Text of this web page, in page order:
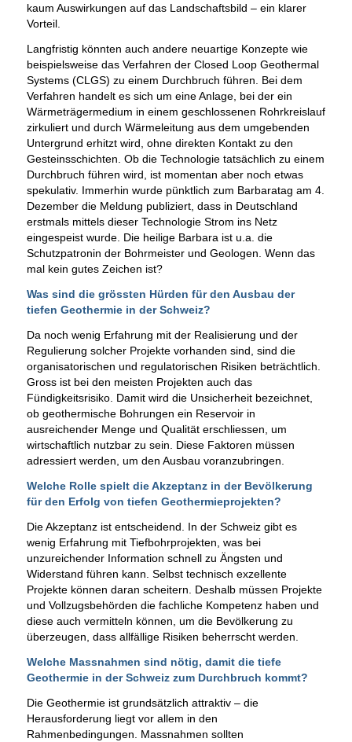
kaum Auswirkungen auf das Landschaftsbild – ein klarer
Vorteil.
Langfristig könnten auch andere neuartige Konzepte wie
beispielsweise das Verfahren der Closed Loop Geothermal
Systems (CLGS) zu einem Durchbruch führen. Bei dem
Verfahren handelt es sich um eine Anlage, bei der ein
Wärmeträgermedium in einem geschlossenen Rohrkreislauf
zirkuliert und durch Wärmeleitung aus dem umgebenden
Untergrund erhitzt wird, ohne direkten Kontakt zu den
Gesteinsschichten. Ob die Technologie tatsächlich zu einem
Durchbruch führen wird, ist momentan aber noch etwas
spekulativ. Immerhin wurde pünktlich zum Barbaratag am 4.
Dezember die Meldung publiziert, dass in Deutschland
erstmals mittels dieser Technologie Strom ins Netz
eingespeist wurde. Die heilige Barbara ist u.a. die
Schutzpatronin der Bohrmeister und Geologen. Wenn das
mal kein gutes Zeichen ist?
Was sind die grössten Hürden für den Ausbau der
tiefen Geothermie in der Schweiz?
Da noch wenig Erfahrung mit der Realisierung und der
Regulierung solcher Projekte vorhanden sind, sind die
organisatorischen und regulatorischen Risiken beträchtlich.
Gross ist bei den meisten Projekten auch das
Fündigkeitsrisiko. Damit wird die Unsicherheit bezeichnet,
ob geothermische Bohrungen ein Reservoir in
ausreichender Menge und Qualität erschliessen, um
wirtschaftlich nutzbar zu sein. Diese Faktoren müssen
adressiert werden, um den Ausbau voranzubringen.
Welche Rolle spielt die Akzeptanz in der Bevölkerung
für den Erfolg von tiefen Geothermieprojekten?
Die Akzeptanz ist entscheidend. In der Schweiz gibt es
wenig Erfahrung mit Tiefbohrprojekten, was bei
unzureichender Information schnell zu Ängsten und
Widerstand führen kann. Selbst technisch exzellente
Projekte können daran scheitern. Deshalb müssen Projekte
und Vollzugsbehörden die fachliche Kompetenz haben und
diese auch vermitteln können, um die Bevölkerung zu
überzeugen, dass allfällige Risiken beherrscht werden.
Welche Massnahmen sind nötig, damit die tiefe
Geothermie in der Schweiz zum Durchbruch kommt?
Die Geothermie ist grundsätzlich attraktiv – die
Herausforderung liegt vor allem in den
Rahmenbedingungen. Massnahmen sollten